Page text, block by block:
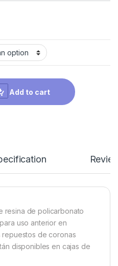
Add to cart
resina de policarbonato
uso anterior en
repuestos de coronas
disponibles en cajas de